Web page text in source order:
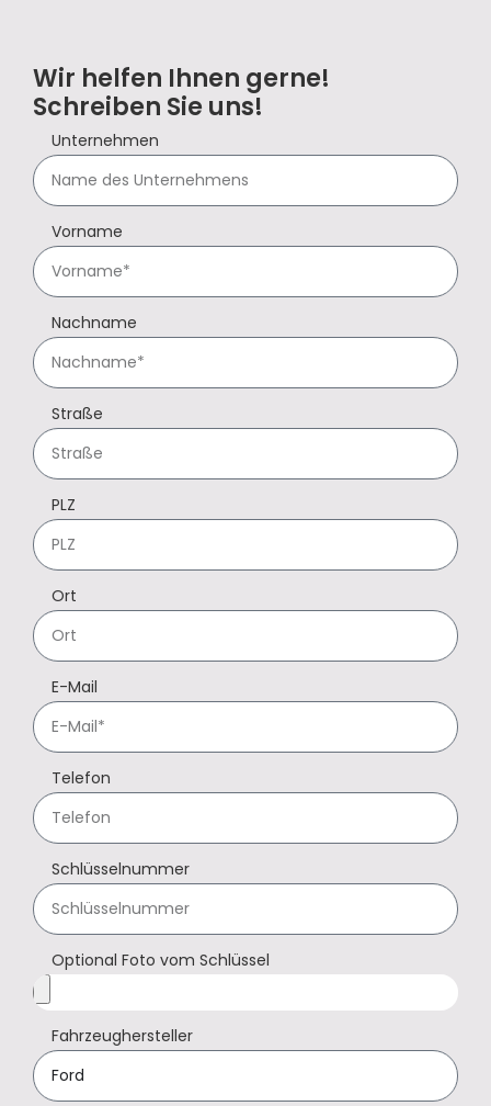
Wir helfen Ihnen gerne!
Schreiben Sie uns!
Unternehmen
Vorname
Nachname
Straße
PLZ
Ort
E-Mail
Telefon
Schlüsselnummer
Optional Foto vom Schlüssel
Fahrzeughersteller